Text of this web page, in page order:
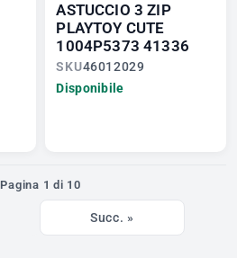
ASTUCCIO 3 ZIP
PLAYTOY CUTE
1004P5373 41336
SKU46012029
Disponibile
Pagina 1 di 10
Succ. »